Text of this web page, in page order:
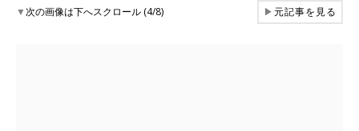
▼次の画像は下へスクロール (4/8) ▶元記事を見る